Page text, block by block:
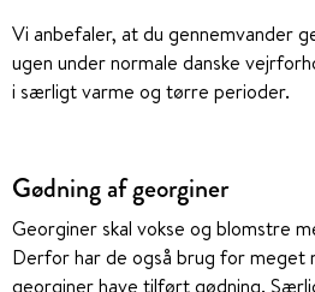
Vi anbefaler, at du gennemvander
ugen under normale danske
i særligt varme og tørre perioder.
Gødning af georginer
Georginer skal vokse og blomstre
Derfor har de også brug for meget
georginer have tilført gødning.